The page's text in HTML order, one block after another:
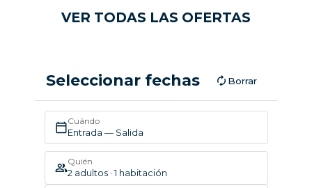
VER TODAS LAS OFERTAS
Seleccionar fechas Borrar
Cuándo
Entrada — Salida
Quién
2 adultos · 1 habitación